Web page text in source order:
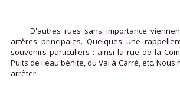
D'autres rues sans importance
artères principales. Quelques une
souvenirs particuliers : ainsi la rue de la
Puits de l'eau bénite, du Val à Carré, etc.
arrêter.